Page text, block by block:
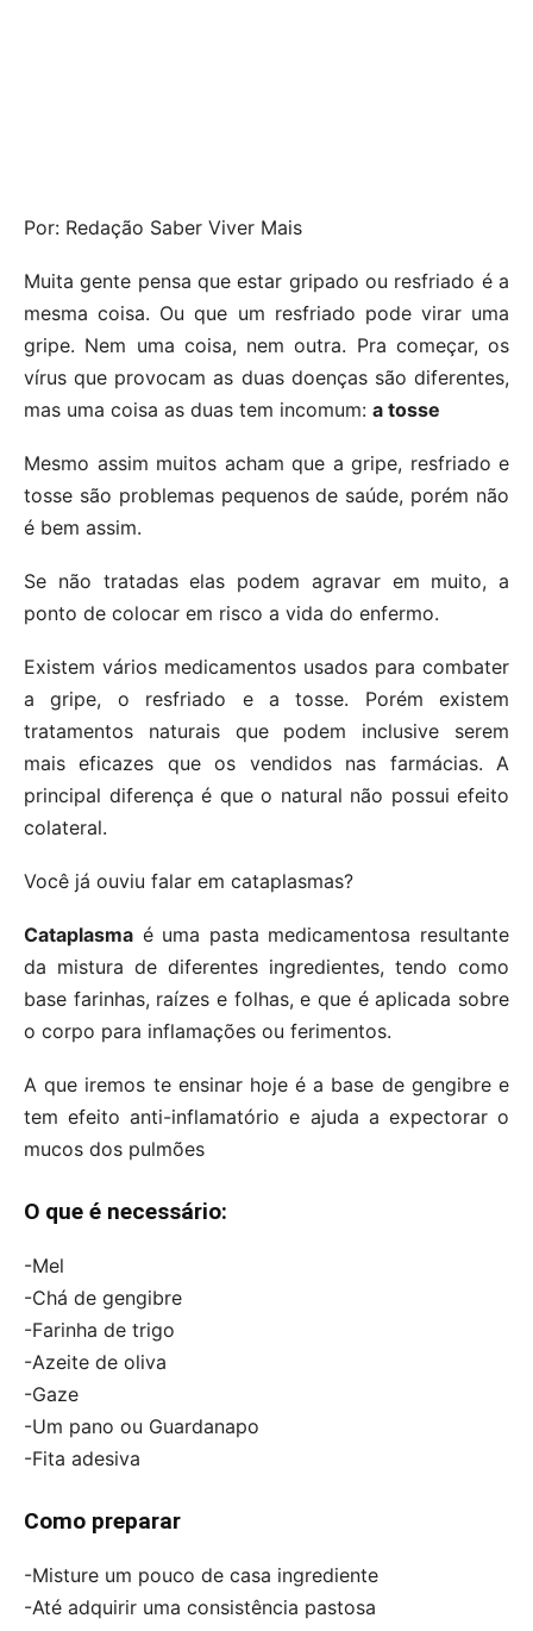
Por: Redação Saber Viver Mais
Muita gente pensa que estar gripado ou resfriado é a
mesma coisa. Ou que um resfriado pode virar uma
gripe. Nem uma coisa, nem outra. Pra começar, os
vírus que provocam as duas doenças são diferentes,
mas uma coisa as duas tem incomum: a tosse
Mesmo assim muitos acham que a gripe, resfriado e
tosse são problemas pequenos de saúde, porém não
é bem assim.
Se não tratadas elas podem agravar em muito, a
ponto de colocar em risco a vida do enfermo.
Existem vários medicamentos usados para combater
a gripe, o resfriado e a tosse. Porém existem
tratamentos naturais que podem inclusive serem
mais eficazes que os vendidos nas farmácias. A
principal diferença é que o natural não possui efeito
colateral.
Você já ouviu falar em cataplasmas?
Cataplasma é uma pasta medicamentosa resultante
da mistura de diferentes ingredientes, tendo como
base farinhas, raízes e folhas, e que é aplicada sobre
o corpo para inflamações ou ferimentos.
A que iremos te ensinar hoje é a base de gengibre e
tem efeito anti-inflamatório e ajuda a expectorar o
mucos dos pulmões
O que é necessário:
-Mel
-Chá de gengibre
-Farinha de trigo
-Azeite de oliva
-Gaze
-Um pano ou Guardanapo
-Fita adesiva
Como preparar
-Misture um pouco de casa ingrediente
-Até adquirir uma consistência pastosa